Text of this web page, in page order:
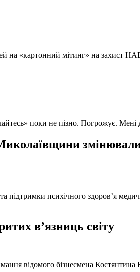
на «картонний мітинг» на захист
поки не пізно. Погрожує. Мені
змінювали
підтримки психічного здоров’я
в’язниць світу
відомого бізнесмена Костянтина